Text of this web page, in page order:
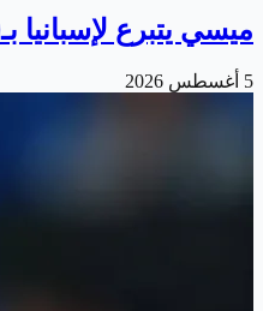
ميسي يتبرع لإسبانيا بـ80 ألف يورو
5 أغسطس 2026